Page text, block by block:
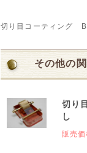
切り目コーティング
その他の
切り
し
販売価